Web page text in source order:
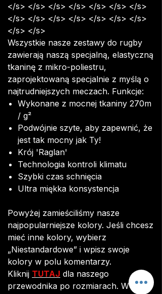
</s> </s> </s> </s> </s> </s> </s>
</s> </s> </s> </s> </s> </s> </s>
</s> </s>
Wszystkie nasze zestawy do rugby
zawierają naszą specjalną, elastyczną
tkaninę z mikro-poliestru,
zaprojektowaną specjalnie z myślą o
najtrudniejszych meczach. Funkcje:
Wykonane z mocnej tkaniny 270m
/ g²
Podwójnie szyte, aby zapewnić, że
jest tak mocny jak Ty!
Krój 'Raglan'
Technologia kontroli klimatu
Szybki czas schnięcia
Ultra miękka konsystencja
Powyżej zamieściliśmy nasze
najpopularniejsze kolory. Jeśli chcesz
mieć inne kolory, wybierz
„Niestandardowe” i wpisz swoje
kolory w polu komentarzy.
Kliknij TUTAJ dla naszego
przewodnika po rozmiarach. W razie